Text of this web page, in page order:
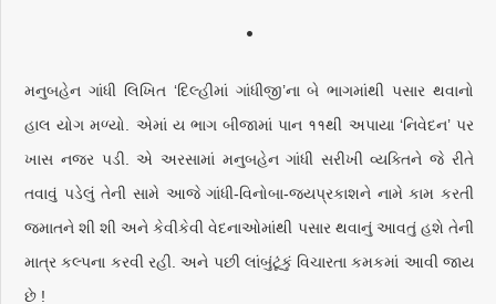
•
મનુબહેન ગાંધી લિખિત ‘દિલ્હીમાં ગાંધીજી’ના બે ભાગમાંથી પસાર થવાનો
હાલ યોગ મળ્યો. એમાં ય ભાગ બીજામાં પાન ११થી અપાયા ‘નિવેદન’ પર
ખાસ નજર પડી. એ અરસામાં મનુબહેન ગાંધી સરીખી વ્યક્તિને જે રીતે
તવાવું પડેલું તેની સામે આજે ગાંધી-વિનોબા-જયપ્રકાશને નામે કામ કરતી
જમાતને શી શી અને કેવીકેવી વેદનાઓમાંથી પસાર થવાનું આવતું હશે તેની
માત્ર કલ્પના કરવી રહી. અને પછી લાંબુંટૂંકું વિચારતા કમકમાં આવી જાય
છે !